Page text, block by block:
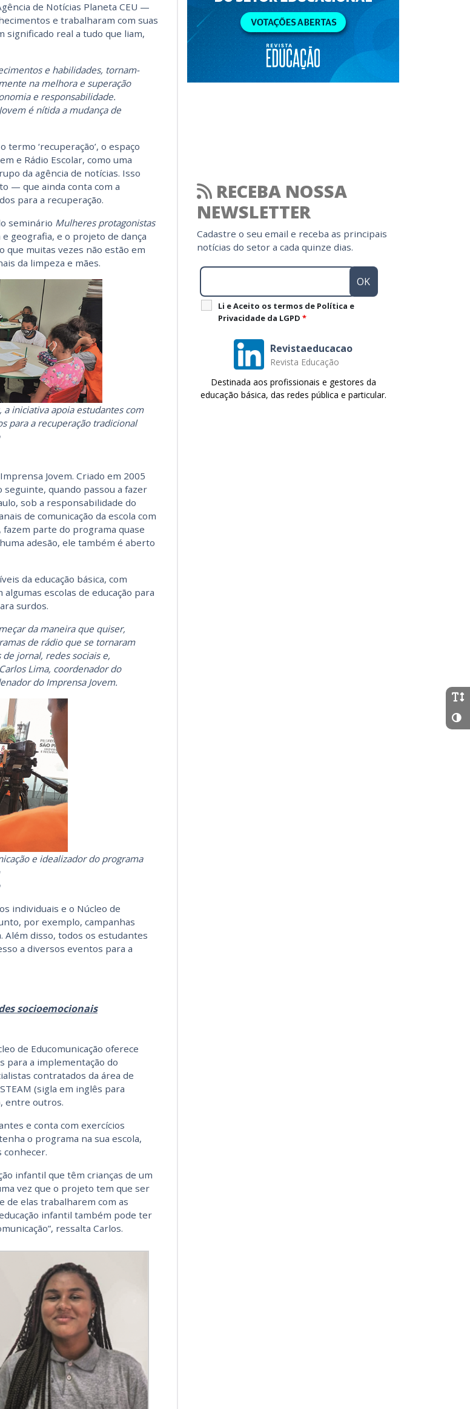
de Notícias Planeta CEU —
e trabalharam com suas
significado real a tudo que liam,
e habilidades, tornam-
na melhora e superação
e responsabilidade.
é nítida a mudança de
‘recuperação’, o espaço
e Rádio Escolar, como uma
da agência de notícias. Isso
— que ainda conta com a
para a recuperação.
seminário Mulheres protagonistas
geografia, e o projeto de dança
que muitas vezes não estão em
da limpeza e mães.
a iniciativa apoia estudantes com
para a recuperação tradicional
Jovem. Criado em 2005
seguinte, quando passou a fazer
sob a responsabilidade do
de comunicação da escola com
parte do programa quase
adesão, ele também é aberto
da educação básica, com
escolas de educação para
surdos.
da maneira que quiser,
de rádio que se tornaram
jornal, redes sociais e,
Lima, coordenador do
do Imprensa Jovem.
e idealizador do programa
individuais e o Núcleo de
por exemplo, campanhas
Além disso, todos os estudantes
a diversos eventos para a
socioemocionais
de Educomunicação oferece
para a implementação do
contratados da área de
(sigla em inglês para
entre outros.
e conta com exercícios
o programa na sua escola,
conhecer.
infantil que têm crianças de um
vez que o projeto tem que ser
de elas trabalharem com as
infantil também pode ter
ressalta Carlos.
RECEBA NOSSA
NEWSLETTER
Cadastre o seu email e receba as principais
notícias do setor a cada quinze dias.
Li e Aceito os termos de Política e
Privacidade da LGPD *
Revistaeducacao
Revista Educação
Destinada aos profissionais e gestores da
educação básica, das redes pública e particular.